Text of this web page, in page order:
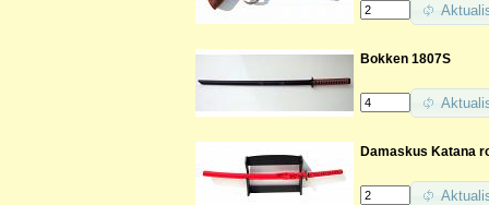
Bokken 1807S
Damaskus Katana